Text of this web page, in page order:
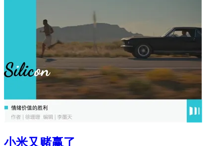
小米又赌赢了